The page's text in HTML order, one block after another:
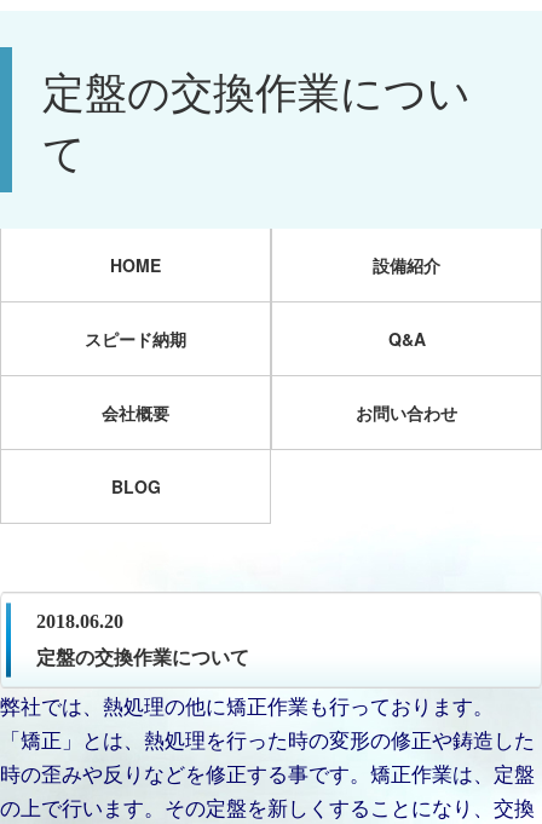
定盤の交換作業につい
て
HOME 設備紹介
スピード納期 Q&A
会社概要 お問い合わせ
BLOG
2018.06.20
定盤の交換作業について
弊社では、熱処理の他に矯正作業も行っております。
「矯正」とは、熱処理を行った時の変形の修正や鋳造した
時の歪みや反りなどを修正する事です。矯正作業は、定盤
の上で行います。その定盤を新しくすることになり、交換